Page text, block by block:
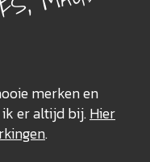
merken en
er altijd bij.Hier
.